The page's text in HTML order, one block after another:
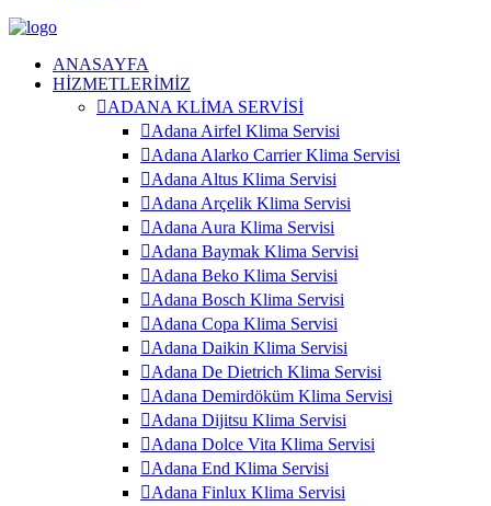
ANASAYFA
HİZMETLERİMİZ
ADANA KLİMA SERVİSİ
Adana Airfel Klima Servisi
Adana Alarko Carrier Klima Servisi
Adana Altus Klima Servisi
Adana Arçelik Klima Servisi
Adana Aura Klima Servisi
Adana Baymak Klima Servisi
Adana Beko Klima Servisi
Adana Bosch Klima Servisi
Adana Copa Klima Servisi
Adana Daikin Klima Servisi
Adana De Dietrich Klima Servisi
Adana Demirdöküm Klima Servisi
Adana Dijitsu Klima Servisi
Adana Dolce Vita Klima Servisi
Adana End Klima Servisi
Adana Finlux Klima Servisi